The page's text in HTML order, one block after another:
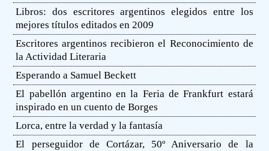
Libros: dos escritores argentinos elegidos entre los
mejores títulos editados en 2009
Escritores argentinos recibieron el Reconocimiento de
la Actividad Literaria
Esperando a Samuel Beckett
El pabellón argentino en la Feria de Frankfurt estará
inspirado en un cuento de Borges
Lorca, entre la verdad y la fantasía
El perseguidor de Cortázar, 50º Aniversario de la